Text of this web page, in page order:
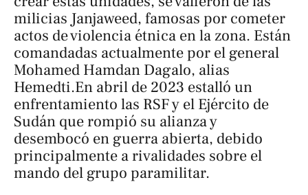
milicias Janjaweed, famosas por cometer
actos de violencia étnica en la zona. Están
comandadas actualmente por el general
Mohamed Hamdan Dagalo, alias
Hemedti.En abril de 2023 estalló un
enfrentamiento las RSF y el Ejército de
Sudán que rompió su alianza y
desembocó en guerra abierta, debido
principalmente a rivalidades sobre el
mando del grupo paramilitar.